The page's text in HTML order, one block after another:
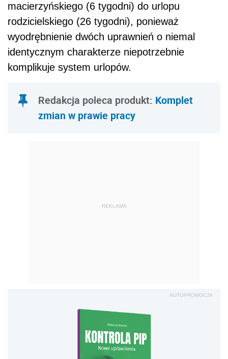
macierzyńskiego (6 tygodni) do urlopu
rodzicielskiego (26 tygodni), ponieważ
wyodrębnienie dwóch uprawnień o niemal
identycznym charakterze niepotrzebnie
komplikuje system urlopów.
Redakcja poleca produkt: Komplet
zmian w prawie pracy
REKLAMA
AUTOPROMOCJA